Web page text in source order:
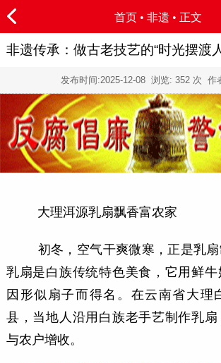
首页 • 非遗 • 正文
非遗传承：做古老技艺的“时光摆渡
发布时间:2025-12-08浏览: 352 次 作
大理洱源乳扇飘香富农家
初冬，空气干爽微寒，正是乳扇
乳扇是白族传统特色美食，它用鲜牛
因形似扇子而得名。在云南省大理
县，当地人沿用白族老手艺制作乳
与农户增收。